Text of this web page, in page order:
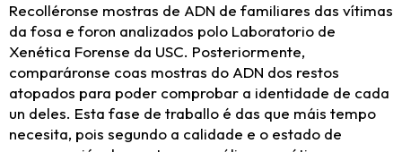
Recolléronse mostras de ADN de familiares das vítimas
da fosa e foron analizados polo Laboratorio de
Xenética Forense da USC. Posteriormente,
comparáronse coas mostras do ADN dos restos
atopados para poder comprobar a identidade de cada
un deles. Esta fase de traballo é das que máis tempo
necesita, pois segundo a calidade e o estado de